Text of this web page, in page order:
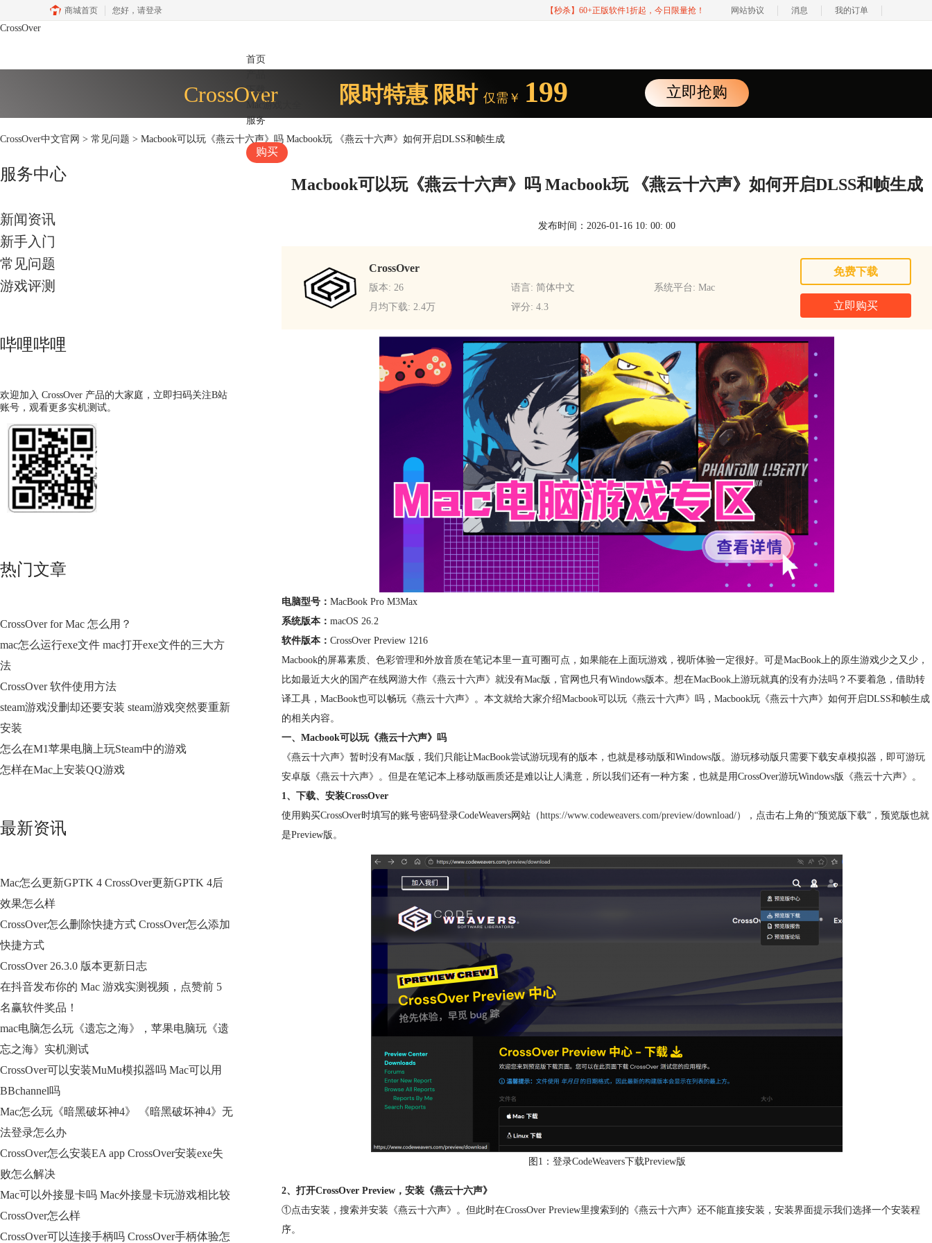
商城首页 您好， 请登录 【秒杀】60+正版软件1折起，今日限量抢！ 网站协议 消息 我的订单
CrossOver
首页
下载
Mac游戏大全
服务
购买
CrossOver 限时特惠 限时 仅需￥ 199 立即抢购
CrossOver中文官网 > 常见问题 > Macbook可以玩《燕云十六声》吗 Macbook玩 《燕云十六声》如何开启DLSS和帧生成
服务中心
新闻资讯
新手入门
常见问题
游戏评测
哔哩哔哩
欢迎加入 CrossOver 产品的大家庭，立即扫码关注B站
账号，观看更多实机测试。
热门文章
CrossOver for Mac 怎么用？
mac怎么运行exe文件 mac打开exe文件的三大方
法
CrossOver 软件使用方法
steam游戏没删却还要安装 steam游戏突然要重新
安装
怎么在M1苹果电脑上玩Steam中的游戏
怎样在Mac上安装QQ游戏
最新资讯
Mac怎么更新GPTK 4 CrossOver更新GPTK 4后
效果怎么样
CrossOver怎么删除快捷方式 CrossOver怎么添加
快捷方式
CrossOver 26.3.0 版本更新日志
在抖音发布你的 Mac 游戏实测视频，点赞前 5
名赢软件奖品！
mac电脑怎么玩《遗忘之海》，苹果电脑玩《遗
忘之海》实机测试
CrossOver可以安装MuMu模拟器吗 Mac可以用
BBchannel吗
Mac怎么玩《暗黑破坏神4》 《暗黑破坏神4》无
法登录怎么办
CrossOver怎么安装EA app CrossOver安装exe失
败怎么解决
Mac可以外接显卡吗 Mac外接显卡玩游戏相比较
CrossOver怎么样
CrossOver可以连接手柄吗 CrossOver手柄体验怎
Macbook可以玩《燕云十六声》吗 Macbook玩 《燕云十六声》如何开启DLSS和帧生成
发布时间：2026-01-16 10: 00: 00
CrossOver
版本: 26 语言: 简体中文
系统平台: Mac
月均下载: 2.4万
评分: 4.3
免费下载
立即购买
电脑型号： MacBook Pro M3Max
系统版本： macOS 26.2
软件版本： CrossOver Preview 1216
Macbook的屏幕素质、色彩管理和外放音质在笔记本里一直可圈可点，如果能在上面玩游戏，视听体验一定很好。可是MacBook上的原生游戏少之又少，
比如最近大火的国产在线网游大作《燕云十六声》就没有Mac版，官网也只有Windows版本。想在MacBook上游玩就真的没有办法吗？不要着急，借助转
译工具，MacBook也可以畅玩《燕云十六声》。本文就给大家介绍Macbook可以玩《燕云十六声》吗，Macbook玩《燕云十六声》如何开启DLSS和帧生成
的相关内容。
一、Macbook可以玩《燕云十六声》吗
《燕云十六声》暂时没有Mac版，我们只能让MacBook尝试游玩现有的版本，也就是移动版和Windows版。游玩移动版只需要下载安卓模拟器，即可游玩
安卓版《燕云十六声》。但是在笔记本上移动版画质还是难以让人满意，所以我们还有一种方案，也就是用CrossOver游玩Windows版《燕云十六声》。
1、下载、安装CrossOver
使用购买CrossOver时填写的账号密码登录CodeWeavers网站（https://www.codeweavers.com/preview/download/），点击右上角的“预览版下载”，预览版也就
是Preview版。
图1：登录CodeWeavers下载Preview版
2、打开CrossOver Preview，安装《燕云十六声》
①点击安装，搜索并安装《燕云十六声》。但此时在CrossOver Preview里搜索到的《燕云十六声》还不能直接安装，安装界面提示我们选择一个安装程
序。